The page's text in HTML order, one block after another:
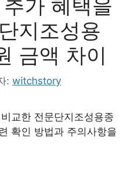
가 혜택을
지조성용
금액 차이
: witchstory
교한 전문단지조성용종
확인 방법과 주의사항을